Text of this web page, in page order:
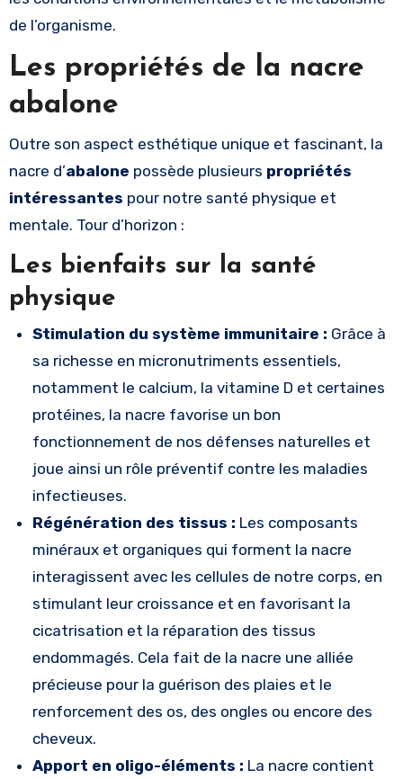
de l’organisme.
Les propriétés de la nacre
abalone
Outre son aspect esthétique unique et fascinant, la
nacre d’abalone possède plusieurs propriétés
intéressantes pour notre santé physique et
mentale. Tour d’horizon :
Les bienfaits sur la santé
physique
Stimulation du système immunitaire : Grâce à
sa richesse en micronutriments essentiels,
notamment le calcium, la vitamine D et certaines
protéines, la nacre favorise un bon
fonctionnement de nos défenses naturelles et
joue ainsi un rôle préventif contre les maladies
infectieuses.
Régénération des tissus : Les composants
minéraux et organiques qui forment la nacre
interagissent avec les cellules de notre corps, en
stimulant leur croissance et en favorisant la
cicatrisation et la réparation des tissus
endommagés. Cela fait de la nacre une alliée
précieuse pour la guérison des plaies et le
renforcement des os, des ongles ou encore des
cheveux.
Apport en oligo-éléments : La nacre contient